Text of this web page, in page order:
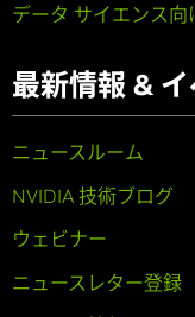
データ サイエンス
最新情報 &
ニュースルーム
NVIDIA 技術ブログ
ウェビナー
ニュースレター登録